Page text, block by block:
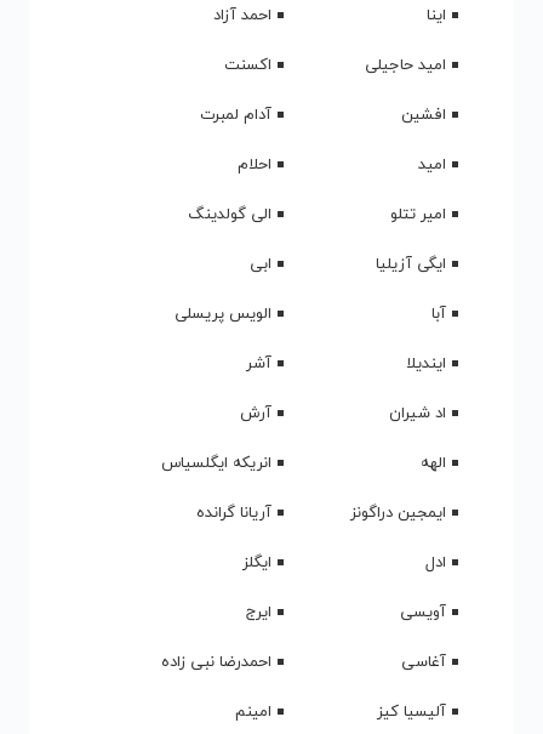
اینا
احمد آزاد
امید حاجیلی
اکسنت
افشین
آدام لمبرت
امید
احلام
امیر تتلو
الی گولدینگ
ایگی آزیلیا
ابی
آبا
الویس پریسلی
ایندیلا
آشر
اد شیران
آرش
الهه
انریکه ایگلسیاس
ایمجین دراگونز
آریانا گرانده
ادل
ایگلز
آویسی
ایرج
آغاسی
احمدرضا نبی زاده
آلیسیا کیز
امینم